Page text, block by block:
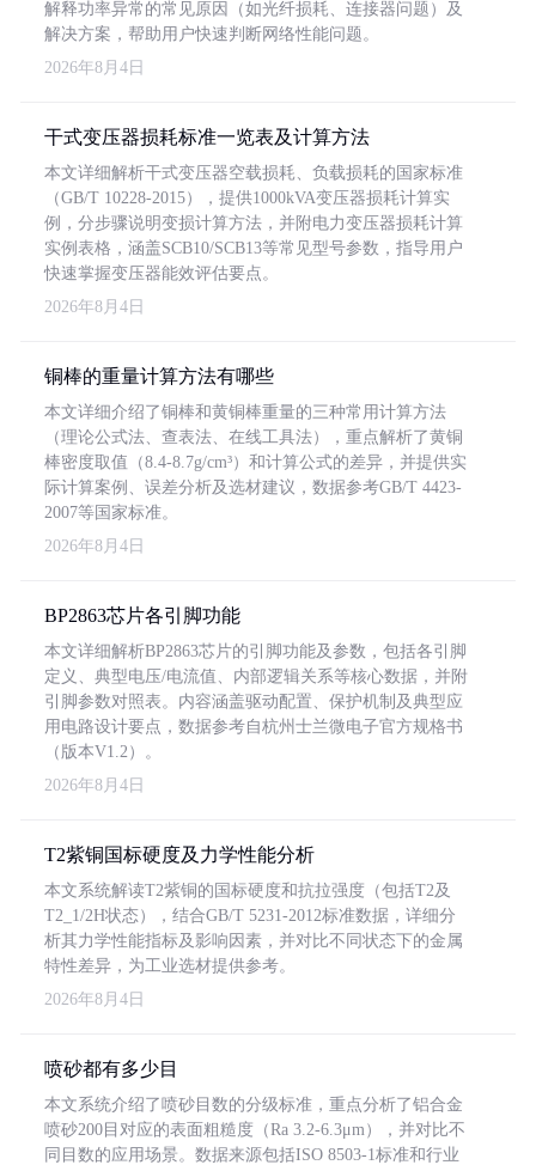
解释功率异常的常见原因（如光纤损耗、连接器问题）及
解决方案，帮助用户快速判断网络性能问题。
2026年8月4日
干式变压器损耗标准一览表及计算方法
本文详细解析干式变压器空载损耗、负载损耗的国家标准
（GB/T 10228-2015），提供1000kVA变压器损耗计算实
例，分步骤说明变损计算方法，并附电力变压器损耗计算
实例表格，涵盖SCB10/SCB13等常见型号参数，指导用户
快速掌握变压器能效评估要点。
2026年8月4日
铜棒的重量计算方法有哪些
本文详细介绍了铜棒和黄铜棒重量的三种常用计算方法
（理论公式法、查表法、在线工具法），重点解析了黄铜
棒密度取值（8.4-8.7g/cm³）和计算公式的差异，并提供实
际计算案例、误差分析及选材建议，数据参考GB/T 4423-
2007等国家标准。
2026年8月4日
BP2863芯片各引脚功能
本文详细解析BP2863芯片的引脚功能及参数，包括各引脚
定义、典型电压/电流值、内部逻辑关系等核心数据，并附
引脚参数对照表。内容涵盖驱动配置、保护机制及典型应
用电路设计要点，数据参考自杭州士兰微电子官方规格书
（版本V1.2）。
2026年8月4日
T2紫铜国标硬度及力学性能分析
本文系统解读T2紫铜的国标硬度和抗拉强度（包括T2及
T2_1/2H状态），结合GB/T 5231-2012标准数据，详细分
析其力学性能指标及影响因素，并对比不同状态下的金属
特性差异，为工业选材提供参考。
2026年8月4日
喷砂都有多少目
本文系统介绍了喷砂目数的分级标准，重点分析了铝合金
喷砂200目对应的表面粗糙度（Ra 3.2-6.3μm），并对比不
同目数的应用场景。数据来源包括ISO 8503-1标准和行业